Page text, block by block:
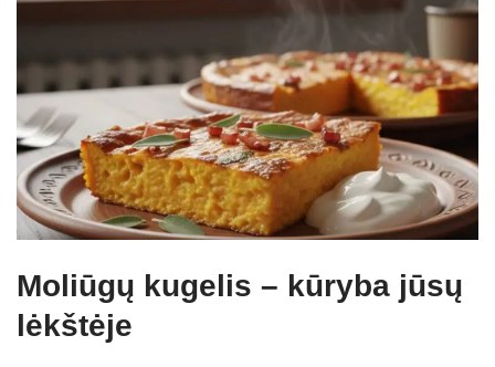
Moliūgų kugelis – kūryba jūsų
lėkštėje